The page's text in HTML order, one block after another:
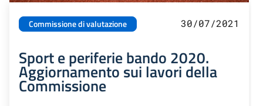
Commissione di valutazione 30/07/2021
Sport e periferie bando 2020.
Aggiornamento sui lavori della
Commissione